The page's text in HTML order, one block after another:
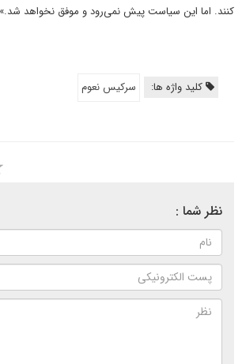
کنند. اما این سیاست پیش نمی‌رود و موفق نخواهد شد.»
کلید واژه ها: سرکیس نعوم
نظر شما :